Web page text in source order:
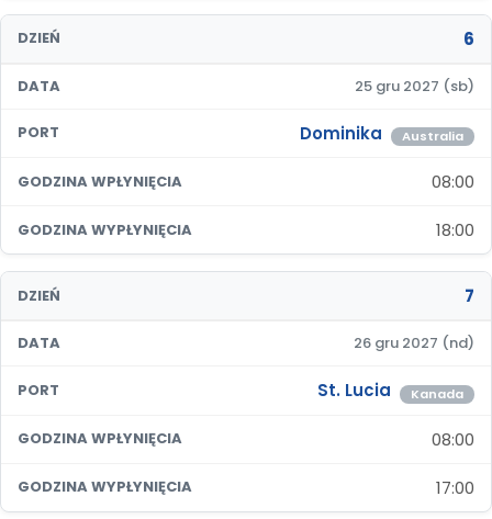
DZIEŃ 6
DATA 25 gru 2027 (sb)
PORT Dominika Australia
GODZINA WPŁYNIĘCIA 08:00
GODZINA WYPŁYNIĘCIA 18:00
DZIEŃ 7
DATA 26 gru 2027 (nd)
PORT St. Lucia Kanada
GODZINA WPŁYNIĘCIA 08:00
GODZINA WYPŁYNIĘCIA 17:00